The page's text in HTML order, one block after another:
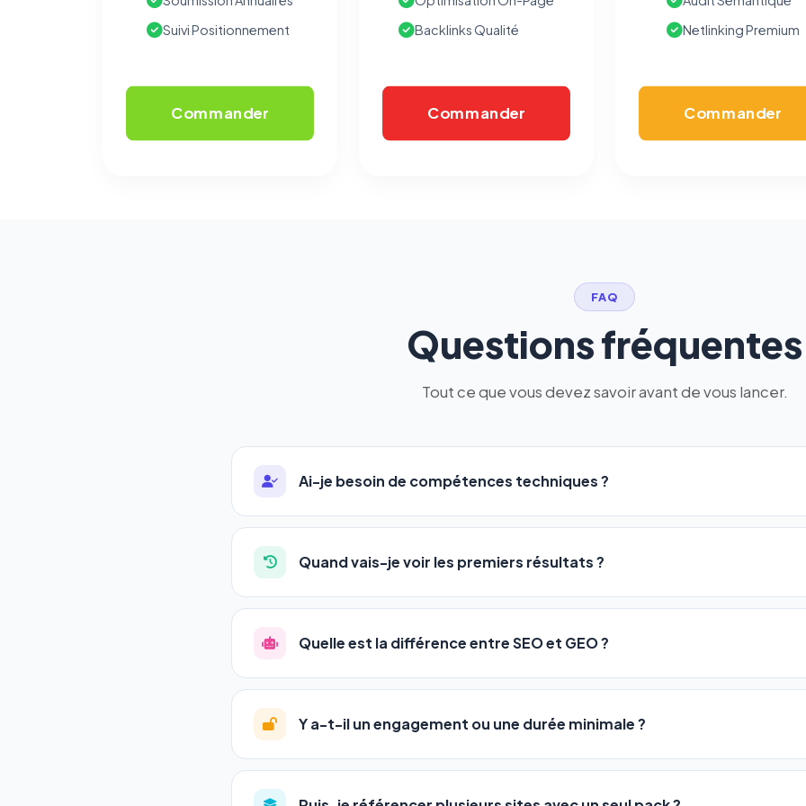
Suivi Positionnement
Commander
Backlinks Qualité
Commander
Netlinking Premium
Commander
FAQ
Questions fréquentes
Tout ce que vous devez savoir avant de vous lancer.
Ai-je besoin de compétences techniques ?
Absolument pas. Notre logiciel a été conçu pour être accessible àtous les profils:
auto-entrepreneurs, PME ou agences. Pas de code, pas de configuration complexe
l'adresse de votre site, décrivez votre activité, et le logiciel gère tout en
Quand vais-je voir les premiers résultats ?
La plupart de nos utilisateurs observent une amélioration de leur positionnement en4
progression
votre tableau de bord.
Quelle est la différence entre SEO et GEO ?
LeSEO(Search Engine Optimization) vous positionne sur les moteurs classiques :
GEO(Generative Engine Optimization) va plus loin : il fait en sorte que les IA
Gemini et Perplexity
vous citent comme référence dans leurs réponses. Notre
deux simultanément et automatiquement.
Y a-t-il un engagement ou une durée minimale ?
Aucun engagement.Tous nos packs sont résiliables à tout moment, directement
en un clic, ou en nous contactant par téléphone (09 73 89 23 94) ou via le support en
vous opposer à ce suivi ») — sans vous désinscrire des envois — ou
écrivez àcontact@logicielreferencement.com. Détail :Politique de
(section Traceurs dans les Courriels).